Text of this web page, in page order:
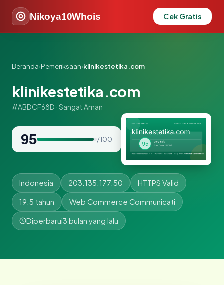
Nikoya10Whois Cek Gratis
Beranda›Pemeriksaan›klinikestetika.com
klinikestetika.com
#ABDCF68D · Sangat Aman
95 / 100
Indonesia 203.135.177.50 HTTPS Valid
19.5 tahun Web Commerce Communicati
Diperbarui3 bulan yang lalu